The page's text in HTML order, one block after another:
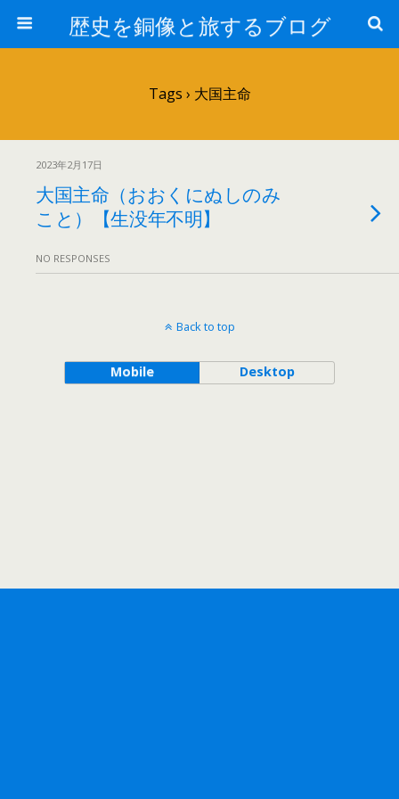
歴史を銅像と旅するブログ
Tags › 大国主命
2023年2月17日
大国主命（おおくにぬしのみ
こと）【生没年不明】
NO RESPONSES
Back to top
Mobile Desktop